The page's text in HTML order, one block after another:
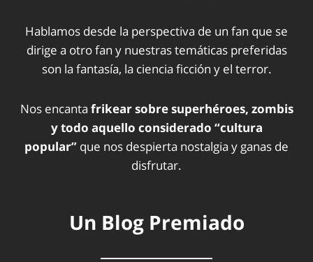
Hablamos desde la perspectiva de un fan que se
dirige a otro fan y nuestras temáticas preferidas
son la fantasía, la ciencia ficción y el terror.
Nos encanta frikear sobre superhéroes, zombis
y todo aquello considerado “cultura
popular” que nos despierta nostalgia y ganas de
disfrutar.
Un Blog Premiado